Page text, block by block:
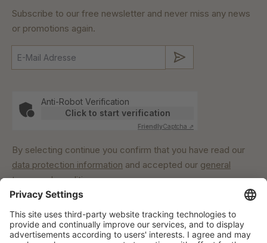
Subscribe to our free newsletter and never miss any news
or promotions again.
Anti-Robot Verification
Click to start verification
FriendlyCaptcha ⇗
By selecting continue you confirm that you have read our
data protection information and accepted our general
terms and conditions.